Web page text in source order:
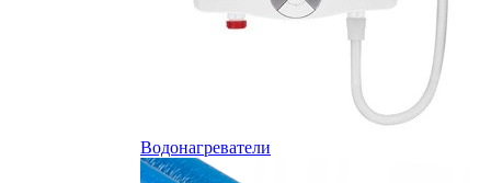
Водонагреватели